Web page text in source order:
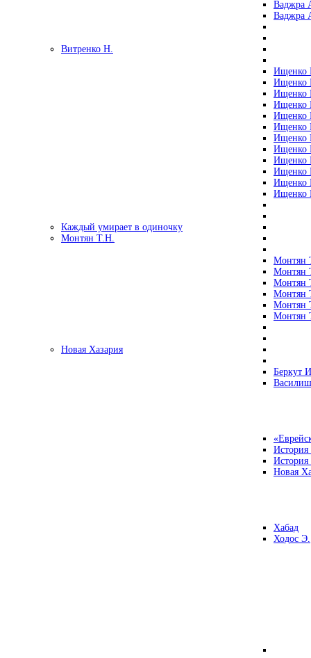
Ваджра
Ваджра
Витренко Н.
Ищенко
Ищенко
Ищенко
Ищенко
Ищенко
Ищенко
Ищенко
Ищенко
Ищенко
Ищенко
Ищенко
Ищенко
Каждый умирает в одиночку
Монтян Т.Н.
Монтян
Монтян
Монтян
Монтян
Монтян
Монтян
Новая Хазария
Беркут
Новая
Хабад
Ходос Э.